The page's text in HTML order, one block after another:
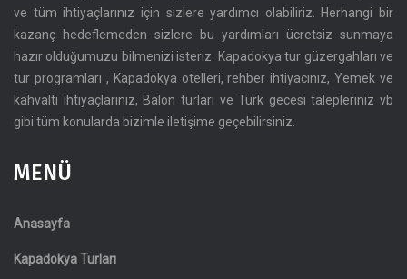
ve tüm ihtiyaçlarınız için sizlere yardımcı olabiliriz. Herhangi bir
kazanç hedeflemeden sizlere bu yardımları ücretsiz sunmaya
hazır olduğumuzu bilmenizi isteriz. Kapadokya tur güzergahları ve
tur programları , Kapadokya otelleri, rehber ihtiyacınız, Yemek ve
kahvaltı ihtiyaçlarınız, Balon turları ve Türk gecesi talepleriniz vb
gibi tüm konularda bizimle iletişime geçebilirsiniz.
MENÜ
Anasayfa
Kapadokya Turları